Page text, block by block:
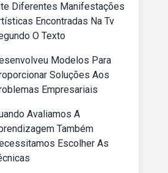
Diferentes Manifestações
Encontradas Na Tv
O Texto
Modelos Para
Soluções Aos
Empresariais
Avaliamos A
Também
Escolher As